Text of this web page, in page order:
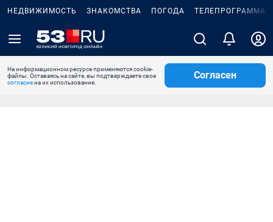
НЕДВИЖИМОСТЬ ЗНАКОМСТВА ПОГОДА ТЕЛЕПРОГРАММА
На информационном ресурсе применяются cookie-
файлы. Оставаясь на сайте, вы подтверждаете свое
согласиена их использование.
Согласен